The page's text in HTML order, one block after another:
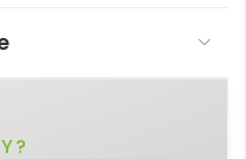
które zadba o